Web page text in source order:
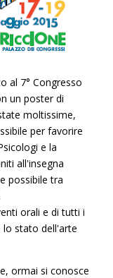
al 7° Congresso
un poster di
moltissime,
per favorire
e la
all'insegna
possibile tra
orali e di tutti i
lo stato dell'arte
ormai si conosce